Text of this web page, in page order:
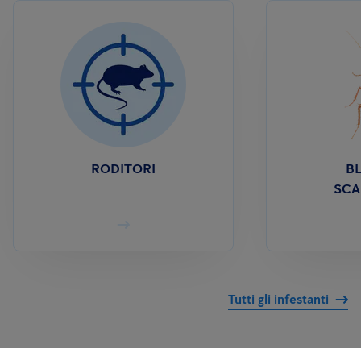
RODITORI
Tutti gli infestanti